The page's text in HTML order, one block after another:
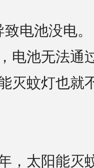
电池没电。
电池无法通
灭蚊灯也就
，太阳能灭